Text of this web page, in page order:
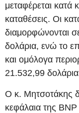
μεταφέρεται κατά
καταθέσεις. Οι
διαμορφώνονται
δολάρια, ενώ το
και ομόλογα
21.532,99
Ο κ. Μητσοτάκης
κεφάλαια της